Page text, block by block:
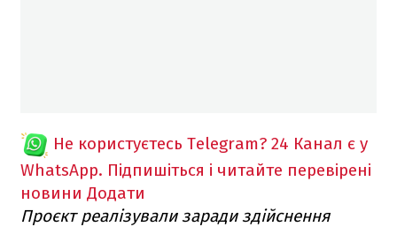
Не користуєтесь Telegram? 24 Канал є у
WhatsApp. Підпишіться і читайте перевірені
новини Додати
Проєкт реалізували заради здійснення